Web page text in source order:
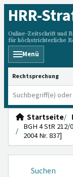
HRR-
Online-Zeitschrift und
für höchstrichterliche
Menü
HRRS durchsuchen
Startseite
BGH 4 StR
2004 Nr. 837]
Suchen